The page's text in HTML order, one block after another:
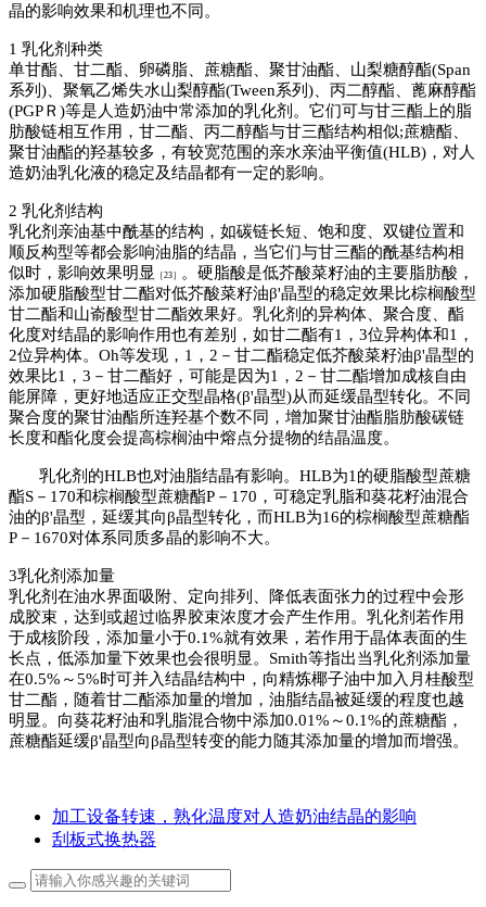
晶的影响效果和机理也不同 。
1 乳化剂种类
单甘酯
甘二酯 卵磷脂 蔗糖酯 聚甘油酯 山梨糖醇酯(Span
系列 ) 聚氧乙烯失水山梨醇酯(Tween系列 ) 丙二醇酯
蓖麻醇酯
(PGPＲ )等是人造奶油中常添加的乳化剂 。 它们可与甘三酯上的脂
肪酸链相互作用，甘二酯
丙二醇酯与甘三酯结构相似;蔗糖酯
聚甘油酯的羟基较多，有较宽范围的亲水亲油平衡值(HLB) ，对人
造奶油乳化液的稳定及结晶都有一定的影响。
2 乳化剂结构
乳化剂亲油基中酰基的结构，如碳链长短
饱和度
双键位置和
顺反构型等都会影响油脂的结晶，当它们与甘三酯的酰基结构相
似时，影响效果明显
［23］ 。 硬脂酸是低芥酸菜籽油的主要脂肪酸，
添加硬脂酸型甘二酯对低芥酸菜籽油β'晶型的稳定效果比棕榈酸型
甘二酯和山嵛酸型甘二酯效果好。 乳化剂的异构体 聚合度
酯
化度对结晶的影响作用也有差别，如甘二酯有1 ， 3位异构体和1 ，
2位异构体。 Oh等发现， 1 ， 2 － 甘二酯稳定低芥酸菜籽油β'晶型的
效果比1 ， 3 － 甘二酯好，可能是因为1 ， 2 － 甘二酯增加成核自由
能屏障，更好地适应正交型晶格(β'晶型)从而延缓晶型转化。 不同
聚合度的聚甘油酯所连羟基个数不同，增加聚甘油酯脂肪酸碳链
长度和酯化度会提高棕榈油中熔点分提物的结晶温度。
乳化剂的HLB也对油脂结晶有影响。 HLB为1 的硬脂酸型蔗糖
酯S － 170和棕榈酸型蔗糖酯P － 170 ，可稳定乳脂和葵花籽油混合
油的β'晶型，延缓其向β晶型转化，而HLB为16的棕榈酸型蔗糖酯
P － 1670对体系同质多晶的影响不大。
3乳化剂添加量
乳化剂在油水界面吸附
定向排列
降低表面张力的过程中会形
成胶束，达到或超过临界胶束浓度才会产生作用 。 乳化剂若作用
于成核阶段，添加量小于0.1%就有效果，若作用于晶体表面的生
长点，低添加量下效果也会很明显 。 Smith等指出当乳化剂添加量
在0.5% ～5%时可并入结晶结构中，向精炼椰子油中加入月桂酸型
甘二酯，随着甘二酯添加量的增加，油脂结晶被延缓的程度也越
明显 。 向葵花籽油和乳脂混合物中添加0.01% ～0.1%的蔗糖酯，
蔗糖酯延缓β'晶型向β晶型转变的能力随其添加量的增加而增强。
加工设备转速，熟化温度对人造奶油结晶的影响
刮板式换热器